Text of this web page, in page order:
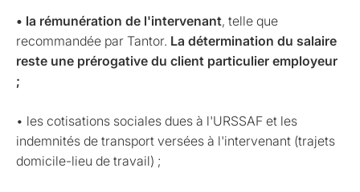
• la rémunération de l'intervenant, telle que
recommandée par Tantor. La détermination du salaire
reste une prérogative du client particulier employeur
;
• les cotisations sociales dues à l'URSSAF et les
indemnités de transport versées à l'intervenant (trajets
domicile-lieu de travail) ;